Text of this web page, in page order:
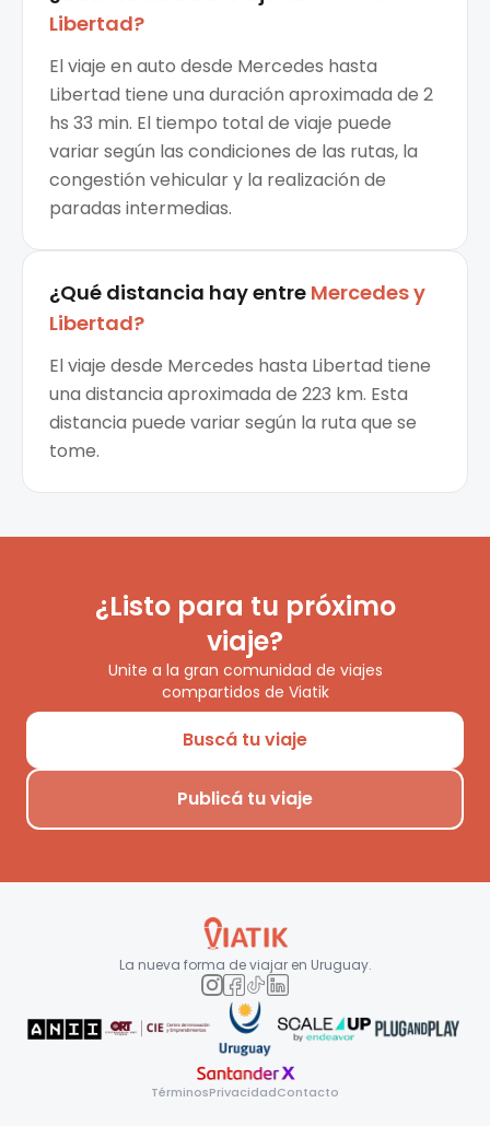
Libertad?
El viaje en auto desde Mercedes hasta
Libertad tiene una duración aproximada de 2
hs 33 min. El tiempo total de viaje puede
variar según las condiciones de las rutas, la
congestión vehicular y la realización de
paradas intermedias.
¿Qué distancia hay entre Mercedesy
Libertad?
El viaje desde Mercedes hasta Libertad tiene
una distancia aproximada de 223 km. Esta
distancia puede variar según la ruta que se
tome.
¿Listo para tu próximo
viaje?
Unite a la gran comunidad de viajes
compartidos de Viatik
Buscá tu viaje
Publicá tu viaje
La nueva forma de viajar en Uruguay.
TérminosPrivacidadContacto